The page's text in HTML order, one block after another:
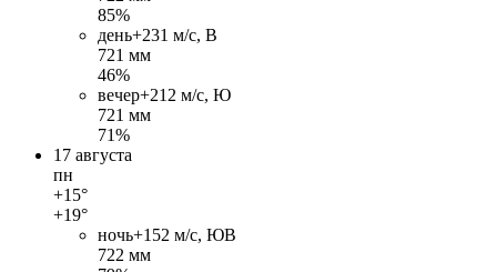
85%
день+231 м/c, В
721 мм
46%
вечер+21 2 м/c, Ю
721 мм
71%
17 августа
пн
+15°
+19°
ночь+152 м/c, ЮВ
722 мм